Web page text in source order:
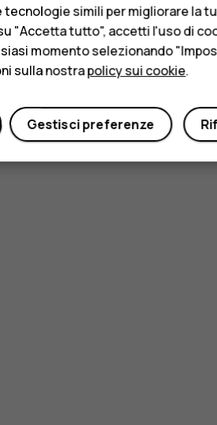
simili per migliorare la
"Accetta tutto", accetti l'uso di
momento selezionando
sulla nostrapolicy sui cookie.
Gestisci preferenze